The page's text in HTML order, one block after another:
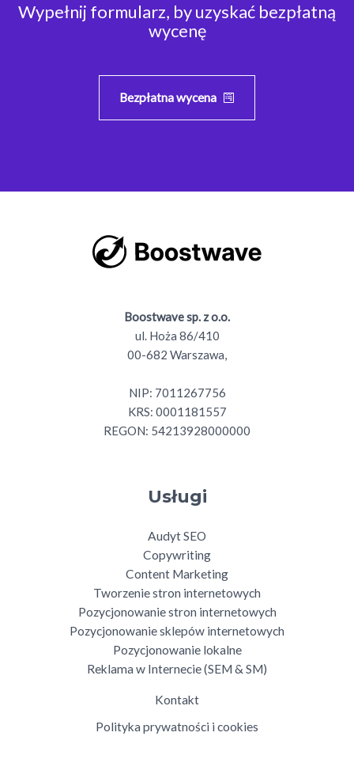
Wypełnij formularz, by uzyskać bezpłatną
wycenę
Bezpłatna wycena
Boostwave sp. z o.o.
ul. Hoża 86/410
00-682 Warszawa,
NIP: 7011267756
KRS: 0001181557
REGON: 54213928000000
Usługi
Audyt SEO
Copywriting
Content Marketing
Tworzenie stron internetowych
Pozycjonowanie stron internetowych
Pozycjonowanie sklepów internetowych
Pozycjonowanie lokalne
Reklama w Internecie (SEM & SM)
Kontakt
Polityka prywatności i cookies